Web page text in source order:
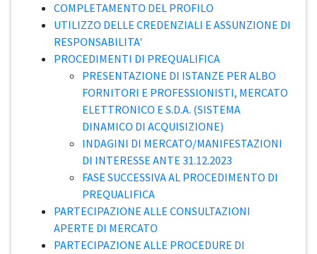
COMPLETAMENTO DEL PROFILO
UTILIZZO DELLE CREDENZIALI E ASSUNZIONE DI
RESPONSABILITA'
PROCEDIMENTI DI PREQUALIFICA
PRESENTAZIONE DI ISTANZE PER ALBO
FORNITORI E PROFESSIONISTI, MERCATO
ELETTRONICO E S.D.A. (SISTEMA
DINAMICO DI ACQUISIZIONE)
INDAGINI DI MERCATO/MANIFESTAZIONI
DI INTERESSE ANTE 31.12.2023
FASE SUCCESSIVA AL PROCEDIMENTO DI
PREQUALIFICA
PARTECIPAZIONE ALLE CONSULTAZIONI
APERTE DI MERCATO
PARTECIPAZIONE ALLE PROCEDURE DI